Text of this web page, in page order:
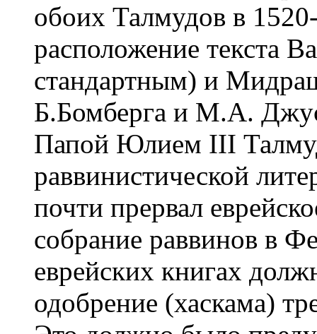
обоих Талмудов в
расположение текста
стандартным) и
Б.Бомберга и М.А.
Папой Юлием III
раввинистической
почти прервал
собрание раввинов в
еврейских книгах
одобрение (хаскама)